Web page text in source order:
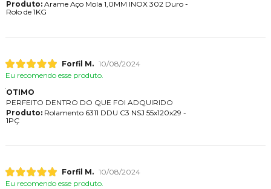
Produto:Arame Aço Mola 1,0MM INOX 302 Duro -
Rolo de 1KG
Forfil M. 10/08/2024
Eu recomendo esse produto.
OTIMO
PERFEITO DENTRO DO QUE FOI ADQUIRIDO
Produto:Rolamento 6311 DDU C3 NSJ 55x120x29 -
1PÇ
Forfil M. 10/08/2024
Eu recomendo esse produto.